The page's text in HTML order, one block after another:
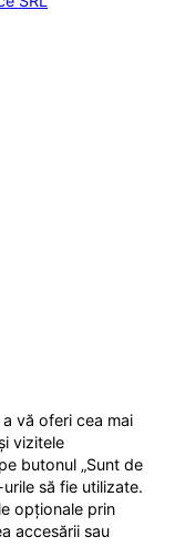
vă oferi cea mai
vizitele
butonul „Sunt de
să fie utilizate.
opționale prin
accesării sau